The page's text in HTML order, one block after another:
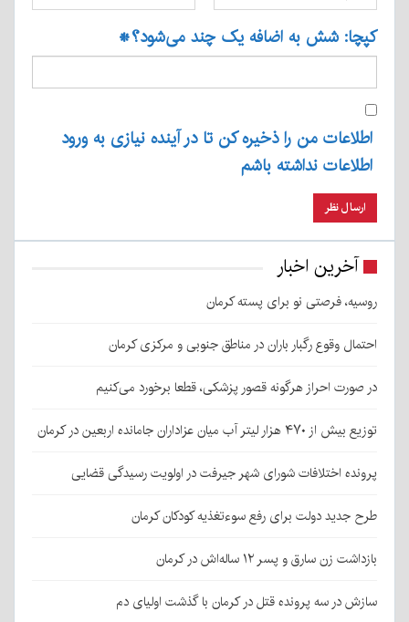
کپچا: شش به اضافه یک چند می‌شود؟*
اطلاعات من را ذخیره کن تا در آینده نیازی به ورود
اطلاعات نداشته باشم
آخرین اخبار
روسیه، فرصتی نو برای پسته کرمان
احتمال وقوع رگبار باران در مناطق جنوبی و مرکزی کرمان
در صورت احراز هرگونه قصور پزشکی، قطعا برخورد می‌کنیم
توزیع بیش از ۴۷۰ هزار لیتر آب میان عزاداران جامانده اربعین در کرمان
پرونده اختلافات شورای شهر جیرفت در اولویت رسیدگی قضایی
طرح جدید دولت برای رفع سوءتغذیه کودکان کرمان
بازداشت زن سارق و پسر ۱۲ ساله‌اش در کرمان
سازش در سه پرونده قتل در کرمان با گذشت اولیای دم